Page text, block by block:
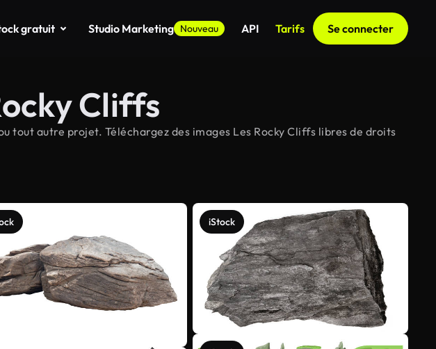
gratuit Studio Marketing Nouveau API Tarifs Se connecter
Cliffs
tout autre projet. Téléchargez des images Les Rocky Cliffs libres de droits
iStock